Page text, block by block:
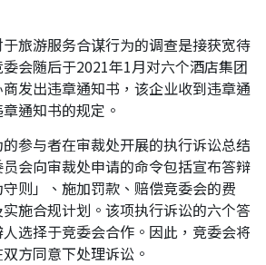
应届毕业生招聘
联络我们
最新消息
旅游服务合谋行为的调查是接获宽待
会随后于2021年1月对六个酒店集团
发出违章通知书，该企业收到违章通
通知书的规定。
参与者在审裁处开展的执行诉讼总结
会向审裁处申请的命令包括宣布答辩
则」、施加罚款、赔偿竞委会的费
施合规计划。该项执行诉讼的六个答
选择于竞委会合作。因此，竞委会将
方同意下处理诉讼。